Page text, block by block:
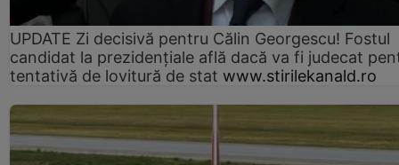
UPDATE Zi decisivă pentru Călin Georgescu! Fostul
candidat la prezidențiale află dacă va fi judecat
tentativă de lovitură de stat www.stirilekanald.ro